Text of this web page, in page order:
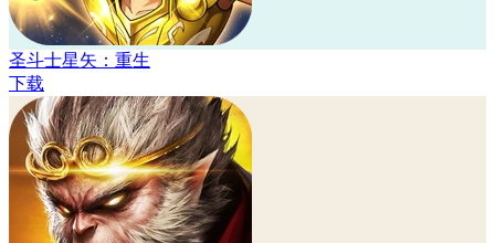
圣斗士星矢：重生
下载